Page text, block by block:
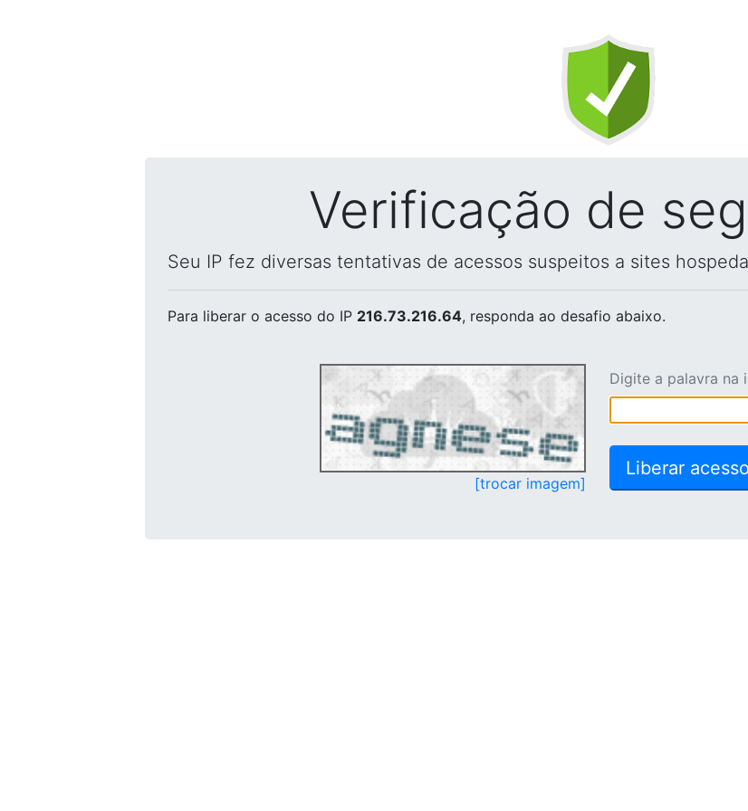
Verificação de
Seu IP fez diversas tentativas de acessos suspeitos a sites
Para liberar o acesso do IP 216.73.216.64, responda ao desafio abaixo.
[trocar imagem]
Digite a palavra na